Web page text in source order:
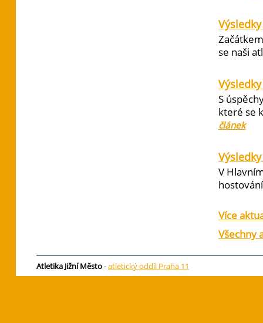
se naši
S
které se
článek
V
Více
Všechny
Atletika Jižní Město-atletický oddíl Praha 11